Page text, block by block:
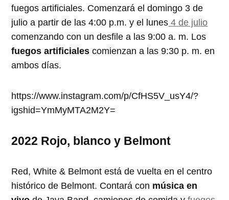
fuegos artificiales. Comenzará el domingo 3 de
julio a partir de las 4:00 p.m. y el lunes 4 de julio
comenzando con un desfile a las 9:00 a. m. Los
fuegos artificialescomienzan a las 9:30 p. m. en
ambos días.
https://www.instagram.com/p/CfHS5V_usY4/?
igshid=YmMyMTA2M2Y=
2022 Rojo, blanco y Belmont
Red, White & Belmont está de vuelta en el centro
histórico de Belmont. Contará con música en